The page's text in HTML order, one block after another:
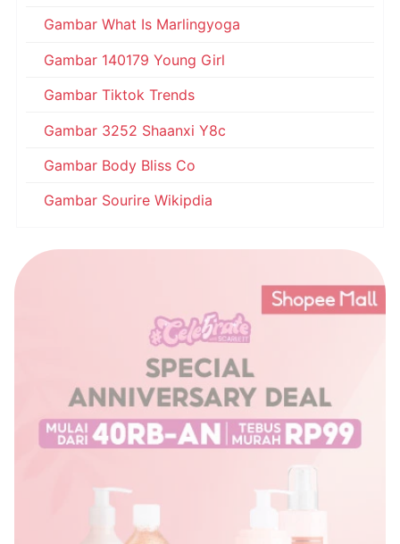
Gambar What Is Marlingyoga
Gambar 140179 Young Girl
Gambar Tiktok Trends
Gambar 3252 Shaanxi Y8c
Gambar Body Bliss Co
Gambar Sourire Wikipdia